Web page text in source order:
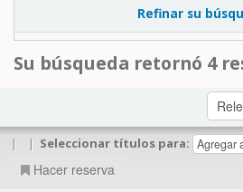
Refinar su
Su búsqueda retornó 4
| | Seleccionar títulos para:
Hacer reserva